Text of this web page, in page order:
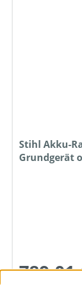
Stihl Akku-
Grundgerät
789,01